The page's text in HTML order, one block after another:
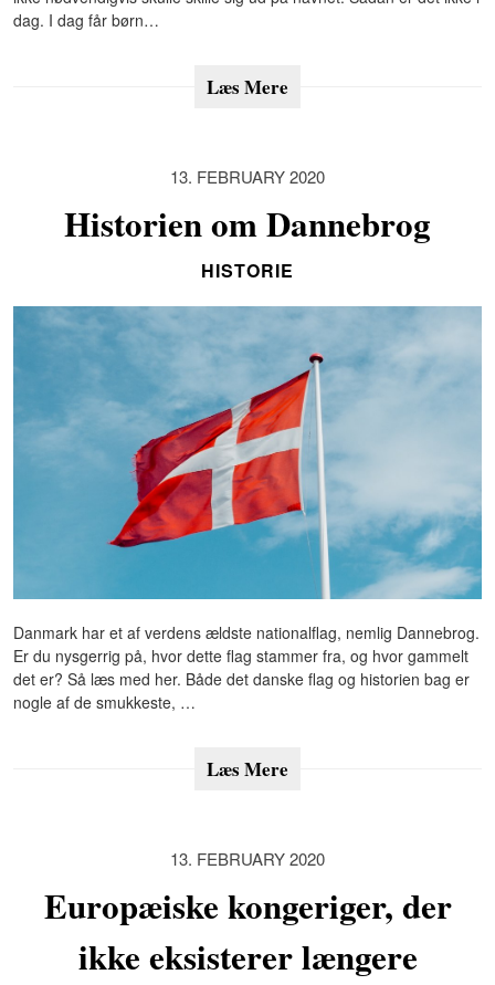
dag. I dag får børn…
Læs Mere
13. FEBRUARY 2020
Historien om Dannebrog
HISTORIE
Danmark har et af verdens ældste nationalflag, nemlig Dannebrog.
Er du nysgerrig på, hvor dette flag stammer fra, og hvor gammelt
det er? Så læs med her. Både det danske flag og historien bag er
nogle af de smukkeste, …
Læs Mere
13. FEBRUARY 2020
Europæiske kongeriger, der
ikke eksisterer længere